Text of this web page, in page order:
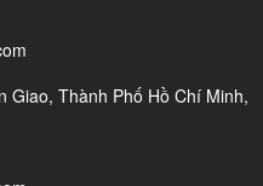
Giao, Thành Phố Hồ Chí Minh,